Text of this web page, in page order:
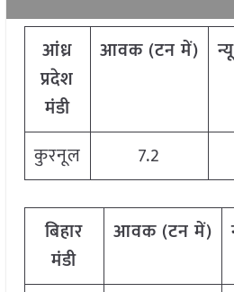
आंध्र
प्रदेश
मंडी
आवक(टनमें)
कुरनूल 7.2
बिहार
मंडी
आवक(टनमें)